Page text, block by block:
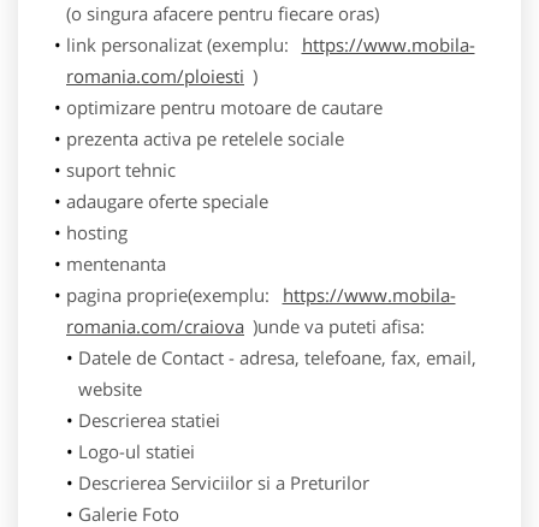
(o singura afacere pentru fiecare oras)
link personalizat (exemplu:
https://www.mobila-
romania.com/ploiesti )
optimizare pentru motoare de cautare
prezenta activa pe retelele sociale
suport tehnic
adaugare oferte speciale
hosting
mentenanta
pagina proprie(exemplu:
https://www.mobila-
romania.com/craiova )unde va puteti afisa:
Datele de Contact - adresa, telefoane, fax, email,
website
Descrierea statiei
Logo-ul statiei
Descrierea Serviciilor si a Preturilor
Galerie Foto